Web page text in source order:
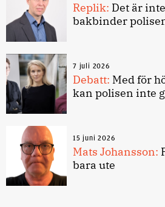
Replik: Det är
bakbinder
7 juli 2026
Debatt: Med för
kan polisen inte
15 juni 2026
Mats Johansson:
bara ute